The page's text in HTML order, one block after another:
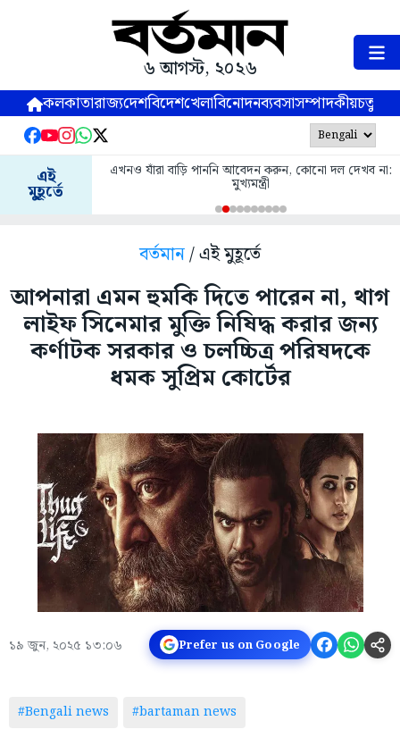
৬ আগস্ট, ২০২৬
কলকাতারাজ্যদেশবিদেশখেলাবিনোদনব্যবসাসম্পাদকীয়
এই
মুহূর্তে
এখনও যাঁরা বাড়ি পাননি আবেদন করুন, কোনো দল দেখব না:
মুখ্যমন্ত্রী
বর্তমান/ এই মুহূর্তে
আপনারা এমন হুমকি দিতে পারেন না, থাগ
লাইফ সিনেমার মুক্তি নিষিদ্ধ করার জন্য
কর্ণাটক সরকার ও চলচ্চিত্র পরিষদকে
ধমক সুপ্রিম কোর্টের
১৯ জুন, ২০২৫ ১৩:০৬ Prefer us on Google
#Bengali news #bartaman news